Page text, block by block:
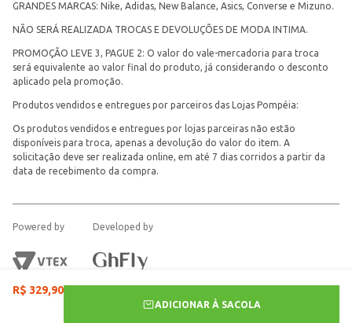
R$ 329,90
ADICIONAR À SACOLA
GRANDES MARCAS: Nike, Adidas, New Balance, Asics, Converse e Mizuno.
NÃO SERÁ REALIZADA TROCAS E DEVOLUÇÕES DE MODA INTIMA.
PROMOÇÃO LEVE 3, PAGUE 2: O valor do vale-mercadoria para troca
será equivalente ao valor final do produto, já considerando o desconto
aplicado pela promoção.
Produtos vendidos e entregues por parceiros das Lojas Pompéia:
Os produtos vendidos e entregues por lojas parceiras não estão
disponíveis para troca, apenas a devolução do valor do item. A
solicitação deve ser realizada online, em até 7 dias corridos a partir da
data de recebimento da compra.
Powered by Developed by